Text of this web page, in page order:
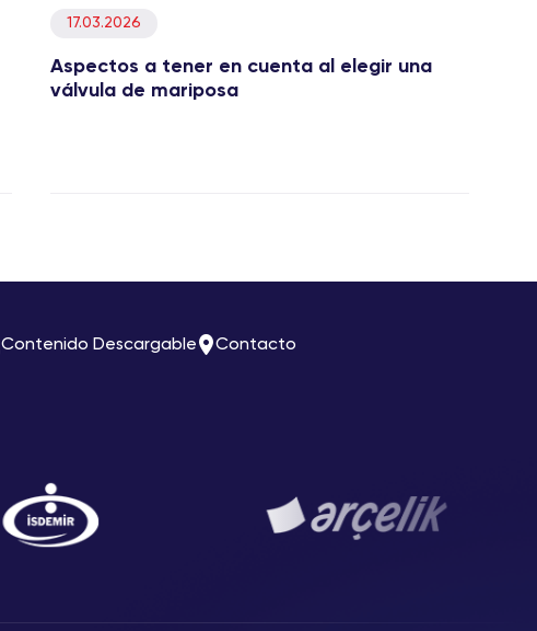
17.03.2026
Aspectos a tener en cuenta al elegir una
válvula de mariposa
Contenido Descargable Contacto